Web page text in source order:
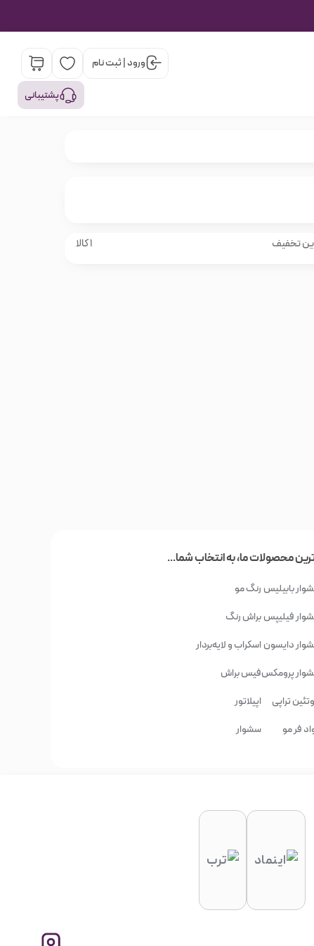
ورود | ثبت نام
پشتیبانی
تخفیف 1 کالا
محصولات ما، به انتخاب شما...
بابیلیس
فیلیپس
دایسون
پرومکس
تراپی
فر مو
رنگ مو
براش رنگ
اسکراب و لایه‌بردار
فیس براش
اپیلاتور
سشوار